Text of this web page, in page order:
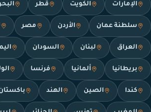
الإمارات الكويت قطر
سلطنة عمان الأردن مصر
العراق لبنان السودان
بريطانيا ألمانيا فرنسا
كندا الصين الهند